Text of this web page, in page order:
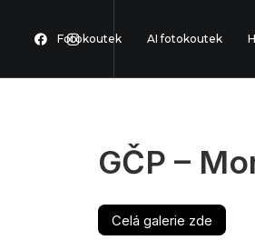
Fotokoutek AI fotokoutek
GČP –
Celá galerie zde